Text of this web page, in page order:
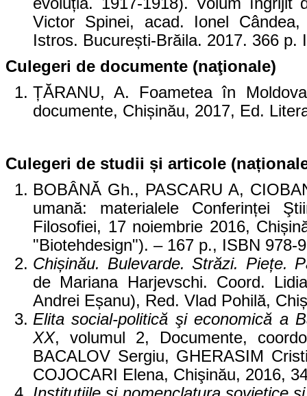
Victor Spinei, acad. Ionel
Istros. București-Brăila. 2017. 366 p.
Culegeri de documente (naţionale)
ȚĂRANU, A. Foametea în
documente, Chișinău, 2017, Ed.
Culegeri de studii și articole
BOBÂNĂ Gh., PASCARU A,
umană: materialele Conferinței
Filosofiei, 17 noiembrie 2016,
"Biotehdesign"). – 167 p., ISBN 978-
Chișinău. Bulevarde. Străzi. Piețe.
de Mariana Harjevschi. Coord.
Andrei Eșanu), Red. Vlad Pohilă,
Elita social-politică şi economică a
XX, volumul 2, Documente,
BACALOV Sergiu, GHERASIM
COJOCARI Elena, Chişinău, 2016,